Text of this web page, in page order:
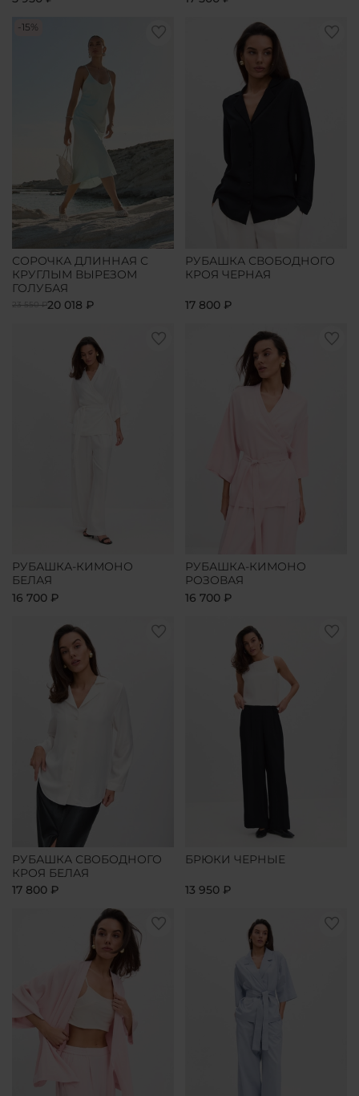
-15%
СОРОЧКА ДЛИННАЯ С
КРУГЛЫМ ВЫРЕЗОМ
ГОЛУБАЯ
23 550 ₽20 018 ₽
РУБАШКА СВОБОДНОГО
КРОЯ ЧЕРНАЯ
17 800 ₽
РУБАШКА-КИМОНО
БЕЛАЯ
16 700 ₽
РУБАШКА-КИМОНО
РОЗОВАЯ
16 700 ₽
РУБАШКА СВОБОДНОГО
КРОЯ БЕЛАЯ
17 800 ₽
БРЮКИ ЧЕРНЫЕ
13 950 ₽